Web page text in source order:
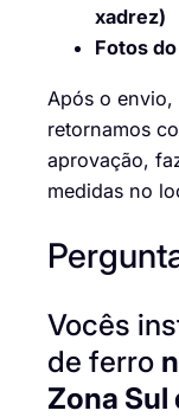
xadrez)
Fotos
Após o envio,
retornamos
aprovação,
medidas no
Vocês
de ferro
Zona Sul